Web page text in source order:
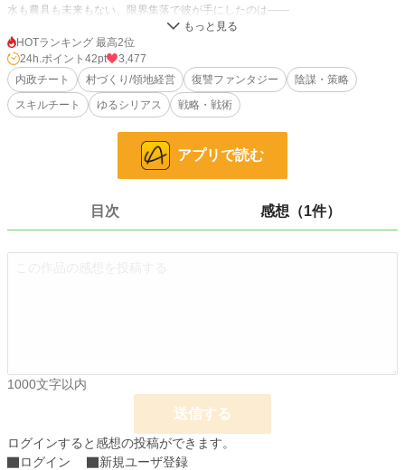
水も農具も未来もない、限界集落で彼が手にしたのは――
古代遺跡の力と、“俺にだけ見える内政スキル”。
村を立て直し、仲間と絆を築きながら、
やがて帝国の陰謀に迫り、家を滅ぼした仇と対峙する。
辺境から始まる、ちょっぴりほのぼの（？）な村興しと、
17,950 位 / 229,002 件
初回完結日時 2025.07.20 10:04
月間ポイント 1,033 pt (23,640 位)
HOTランキング 最高2位
24h.ポイント 42pt
3,477
内政チート
村づくり/領地経営 復讐ファンタジー
陰謀・策略
スキルチート
ゆるシリアス 戦略・戦術
アプリで読む
目次 感想（1件）
1000文字以内
送信する
ログインすると感想の投稿ができます。
ログイン
新規ユーザ登録